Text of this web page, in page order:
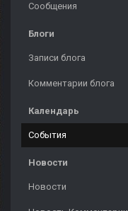
Сообщения
Блоги
Записи блога
Комментарии блога
Календарь
События
Новости
Новости